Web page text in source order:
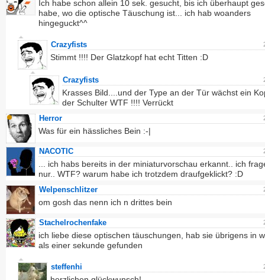
Ich habe schon allein 10 sek. gesucht, bis ich überhaupt
habe, wo die optische Täuschung ist... ich hab woanders
hingeguckt^^
Crazyfists
Stimmt !!!! Der Glatzkopf hat echt Titten :D
Crazyfists
Krasses Bild....und der Type an der Tür wächst ein
der Schulter WTF !!!! Verrückt
Herror
Was für ein hässliches Bein :-|
NACOTIC
... ich habs bereits in der miniaturvorschau erkannt.. ich
nur.. WTF? warum habe ich trotzdem draufgeklickt? :D
Welpenschlitzer
om gosh das nenn ich n drittes bein
Stachelrochenfake
ich liebe diese optischen täuschungen, hab sie übrigens in
als einer sekunde gefunden
steffenhi